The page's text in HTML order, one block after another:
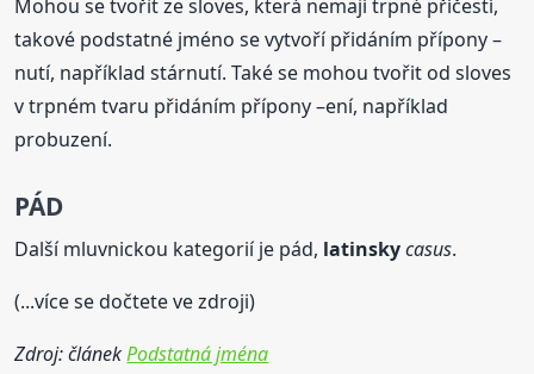
Mohou se tvořit ze sloves, která nemají trpné příčestí,
takové podstatné jméno se vytvoří přidáním přípony –
nutí, například stárnutí. Také se mohou tvořit od sloves
v trpném tvaru přidáním přípony –ení, například
probuzení.
PÁD
Další mluvnickou kategorií je pád, latinsky casus.
(...více se dočtete ve zdroji)
Zdroj: článekPodstatná jména